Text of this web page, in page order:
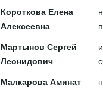
Короткова Елена
Алексеевна
Мартынов Сергей
Леонидович
Малкарова Аминат